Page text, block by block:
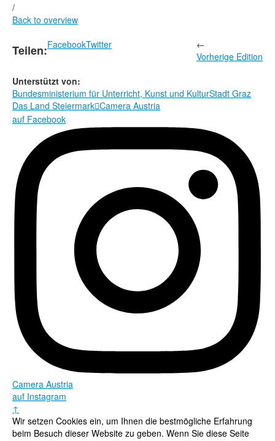
/
Back to overview
Teilen:FacebookTwitter
←
Vorherige Edition
Unterstützt von:
Bundesministerium für Unterricht, Kunst und KulturStadt Graz
Das Land SteiermarkCamera Austria
auf Facebook
Camera Austria
auf Instagram
↑
Wir setzen Cookies ein, um Ihnen die bestmögliche Erfahrung
beim Besuch dieser Website zu geben. Wenn Sie diese Seite